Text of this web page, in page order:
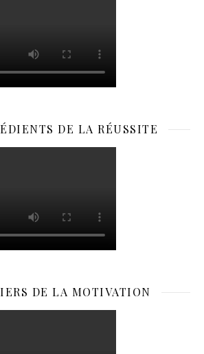
DE LA RÉUSSITE
DE LA MOTIVATION